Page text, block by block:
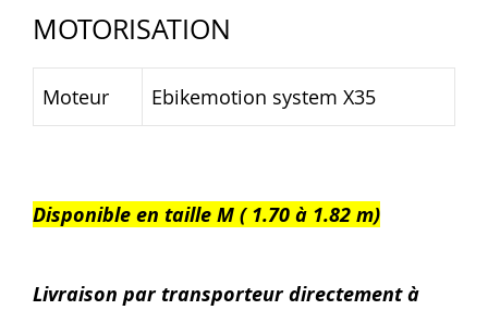
MOTORISATION
Moteur Ebikemotion system X35
Disponible en taille M ( 1.70 à 1.82 m)
Livraison par transporteur directement à